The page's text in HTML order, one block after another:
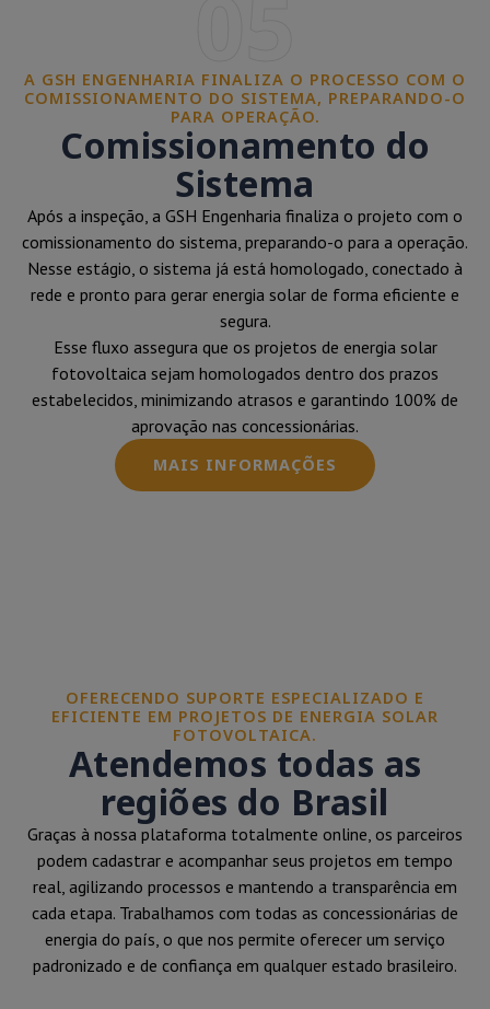
A GSH ENGENHARIA FINALIZA O PROCESSO COM O
COMISSIONAMENTO DO SISTEMA, PREPARANDO-O
PARA OPERAÇÃO.
Comissionamento do
Sistema
Após a inspeção, a GSH Engenharia finaliza o projeto com o
comissionamento do sistema, preparando-o para a operação.
Nesse estágio, o sistema já está homologado, conectado à
rede e pronto para gerar energia solar de forma eficiente e
segura.
Esse fluxo assegura que os projetos de energia solar
fotovoltaica sejam homologados dentro dos prazos
estabelecidos, minimizando atrasos e garantindo 100% de
aprovação nas concessionárias.
MAIS INFORMAÇÕES
OFERECENDO SUPORTE ESPECIALIZADO E
EFICIENTE EM PROJETOS DE ENERGIA SOLAR
FOTOVOLTAICA.
Atendemos todas as
regiões do Brasil
Graças à nossa plataforma totalmente online, os parceiros
podem cadastrar e acompanhar seus projetos em tempo
real, agilizando processos e mantendo a transparência em
cada etapa. Trabalhamos com todas as concessionárias de
energia do país, o que nos permite oferecer um serviço
padronizado e de confiança em qualquer estado brasileiro.